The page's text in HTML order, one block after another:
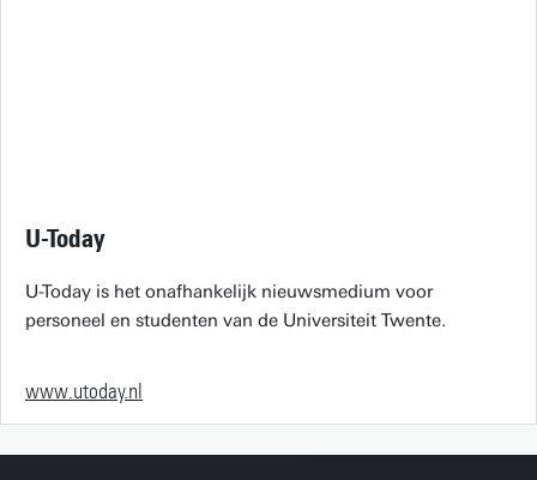
U-Today
U-Today is het onafhankelijk nieuwsmedium voor
personeel en studenten van de Universiteit Twente.
www.utoday.nl